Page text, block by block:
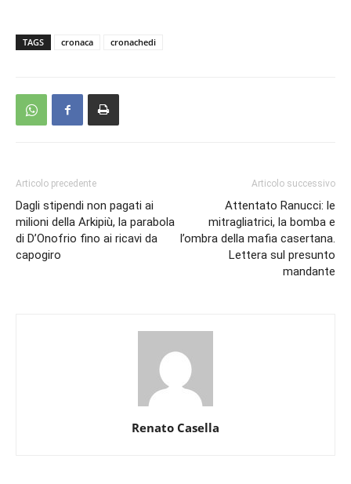
TAGS cronaca cronachedi
Articolo precedente
Dagli stipendi non pagati ai
milioni della Arkipiù, la parabola
di D’Onofrio fino ai ricavi da
capogiro
Articolo successivo
Attentato Ranucci: le
mitragliatrici, la bomba e
l’ombra della mafia casertana.
Lettera sul presunto
mandante
Renato Casella